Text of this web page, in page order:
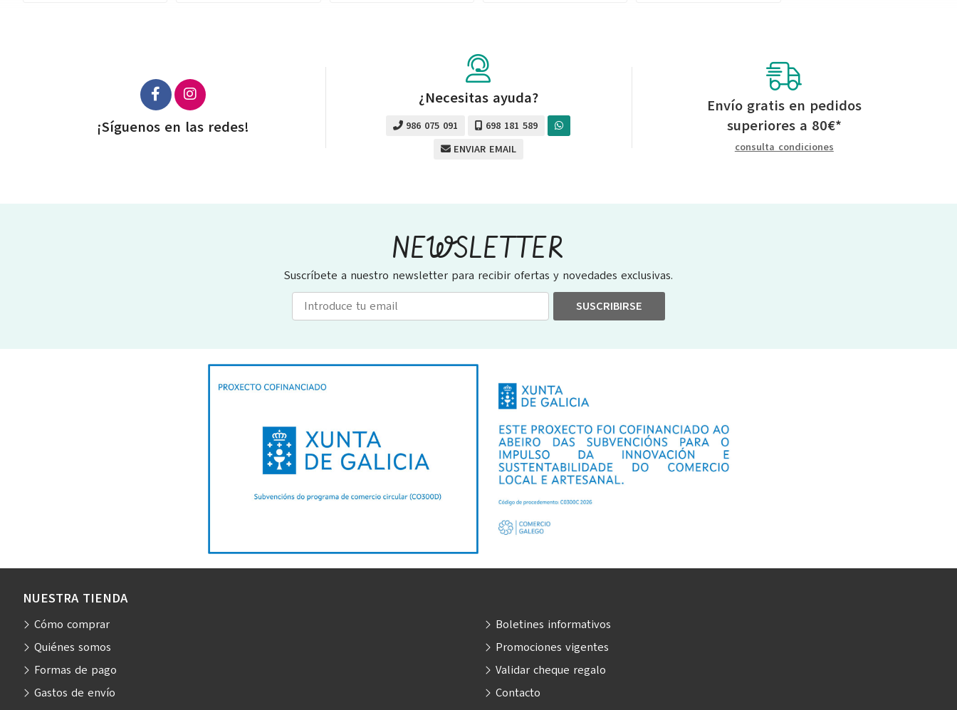
¡Síguenos en las redes!
¿Necesitas ayuda?
986 075 091
698 181 589
ENVIAR EMAIL
Envío gratis en pedidos
superiores a 80€*
consulta condiciones
NEWSLETTER
Suscríbete a nuestro newsletter para recibir ofertas y novedades exclusivas.
SUSCRIBIRSE
NUESTRA TIENDA
Cómo comprar
Quiénes somos
Formas de pago
Gastos de envío
Boletines informativos
Promociones vigentes
Validar cheque regalo
Contacto